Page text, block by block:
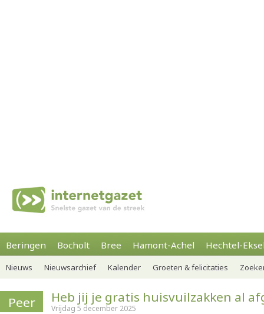
Beringen Bocholt Bree Hamont-Achel Hechtel-
Nieuws Nieuwsarchief Kalender Groeten & felicitaties
Peer Heb jij je gratis huisvuilzakken al
Vrijdag 5 december 2025